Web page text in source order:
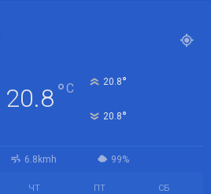
20.8°C 20.8°
20.8°
6.8kmh 99%
ЧТ ПТ СБ